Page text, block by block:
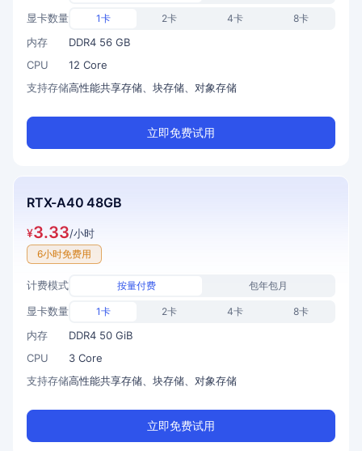
显卡数量 1卡 2卡 4卡 8卡
内存
DDR4 56 GB
CPU
12 Core
支持存储高性能共享存储、块存储、对象存储
立即免费试用
RTX-A40 48GB
¥3.33/小时
6小时免费用
计费模式 按量付费 包年包月
显卡数量 1卡 2卡 4卡 8卡
内存
DDR4 50 GiB
CPU
3 Core
支持存储高性能共享存储、块存储、对象存储
立即免费试用